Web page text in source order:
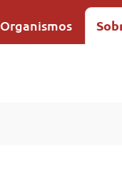
Organismos